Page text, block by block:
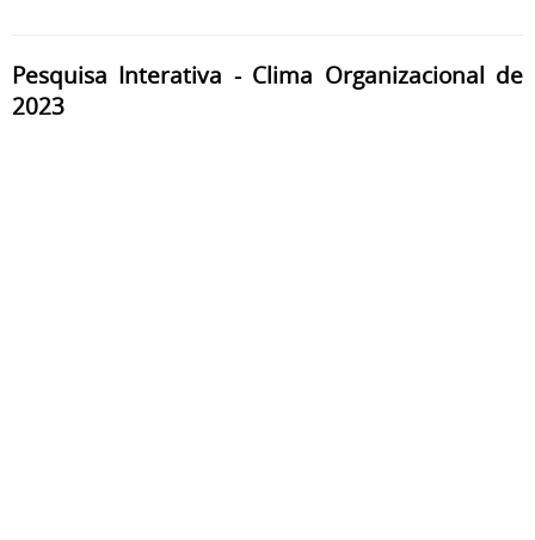
Pesquisa Interativa - Clima Organizacional de
2023